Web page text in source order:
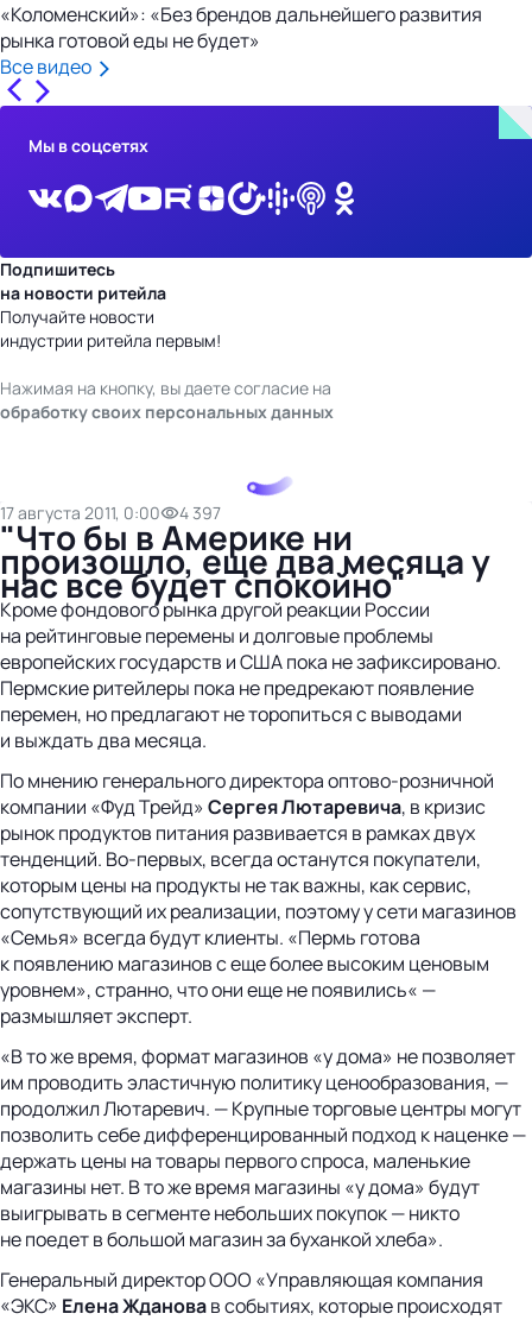
«Коломенский»: «Без брендов дальнейшего развития
рынка готовой еды не будет»
Все видео
Мы в соцсетях
Подпишитесь
на новости ритейла
Получайте новости
индустрии ритейла первым!
Нажимая на кнопку, вы даете согласие на
обработку своих персональных данных
17 августа 2011, 0:00 4 397
"Что бы в Америке ни
произошло, еще два месяца у
нас все будет спокойно"
Кроме фондового рынка другой реакции России
на рейтинговые перемены и долговые проблемы
европейских государств и США пока не зафиксировано.
Пермские ритейлеры пока не предрекают появление
перемен, но предлагают не торопиться с выводами
и выждать два месяца.
По мнению генерального директора оптово-розничной
компании «Фуд Трейд» Сергея Лютаревича, в кризис
рынок продуктов питания развивается в рамках двух
тенденций. Во-первых, всегда останутся покупатели,
которым цены на продукты не так важны, как сервис,
сопутствующий их реализации, поэтому у сети магазинов
«Семья» всегда будут клиенты. «Пермь готова
к появлению магазинов с еще более высоким ценовым
уровнем», странно, что они еще не появились« —
размышляет эксперт.
«В то же время, формат магазинов «у дома» не позволяет
им проводить эластичную политику ценообразования, —
продолжил Лютаревич. — Крупные торговые центры могут
позволить себе дифференцированный подход к наценке —
держать цены на товары первого спроса, маленькие
магазины нет. В то же время магазины «у дома» будут
выигрывать в сегменте небольших покупок — никто
не поедет в большой магазин за буханкой хлеба».
Генеральный директор ООО «Управляющая компания
«ЭКС» Елена Ждановав событиях, которые происходят